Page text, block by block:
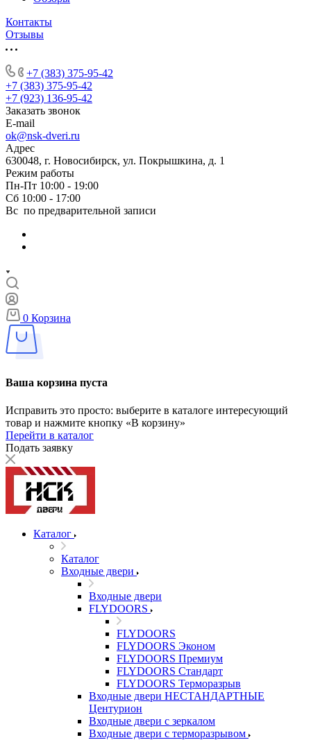
Контакты
Отзывы
+7 (383) 375-95-42
+7 (383) 375-95-42
+7 (923) 136-95-42
Заказать звонок
E-mail
ok@nsk-dveri.ru
Адрес
630048, г. Новосибирск, ул. Покрышкина, д. 1
Режим работы
Пн-Пт 10:00 - 19:00
Сб 10:00 - 17:00
Вс по предварительной записи
0 Корзина
Ваша корзина пуста
Исправить это просто: выберите в каталоге интересующий
товар и нажмите кнопку «В корзину»
Перейти в каталог
Подать заявку
Каталог
Каталог
Входные двери
Входные двери
FLYDOORS
FLYDOORS
FLYDOORS Эконом
FLYDOORS Премиум
FLYDOORS Стандарт
FLYDOORS Терморазрыв
Входные двери НЕСТАНДАРТНЫЕ
Центурион
Входные двери с зеркалом
Входные двери с терморазрывом